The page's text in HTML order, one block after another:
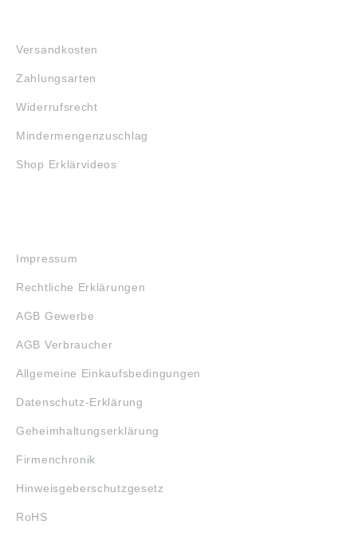
Versandkosten
Zahlungsarten
Widerrufsrecht
Mindermengenzuschlag
Shop Erklärvideos
Impressum
Rechtliche Erklärungen
AGB Gewerbe
AGB Verbraucher
Allgemeine Einkaufsbedingungen
Datenschutz-Erklärung
Geheimhaltungserklärung
Firmenchronik
Hinweisgeberschutzgesetz
RoHS